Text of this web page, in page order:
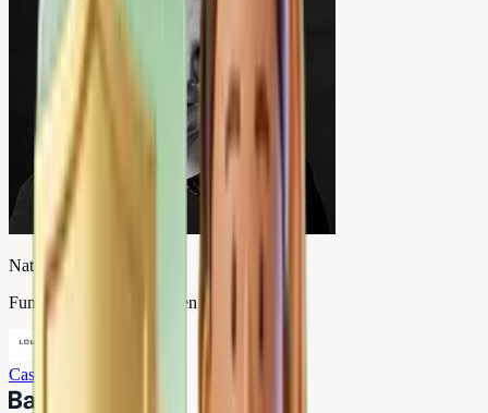
Nathalie Valmary
Fundadora, Louise Carmen
Caso de éxito